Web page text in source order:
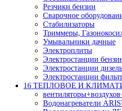
Резчики бензин
Сварочное
Стабилизаторы
Триммеры,
Умывальники дачные
Электроплиты
Электростанции
Электростанции дизель
Электростанции
16 ТЕПЛОВОЕ И
Водонагреватели